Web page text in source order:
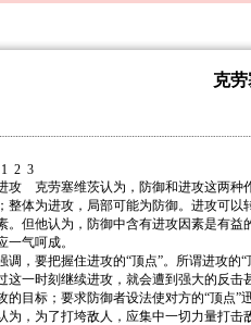
克
23
克劳塞维茨认为，防御和进攻这两种作
整体为进攻，局部可能为防御。进攻可
。但他认为，防御中含有进攻因素是有
一气呵成。
要把握住进攻的“顶点”。所谓进攻的“
这一时刻继续进攻，就会遭到强大的反击
的目标；要求防御者设法使对方的“顶点”迅
为了打垮敌人，应集中一切力量打击